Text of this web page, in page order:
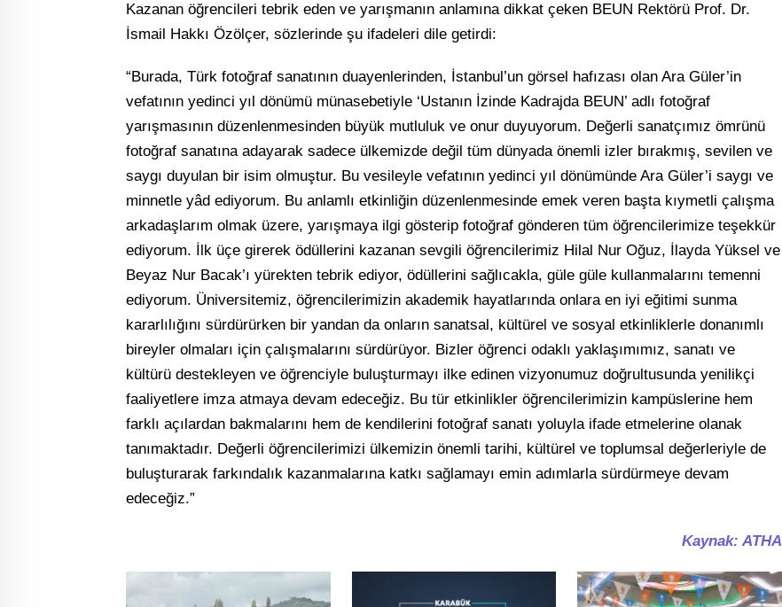
Kazanan öğrencileri tebrik eden ve yarışmanın anlamına dikkat çeken BEUN Rektörü Prof. Dr.
İsmail Hakkı Özölçer, sözlerinde şu ifadeleri dile getirdi:
“Burada, Türk fotoğraf sanatının duayenlerinden, İstanbul’un görsel hafızası olan Ara Güler’in
vefatının yedinci yıl dönümü münasebetiyle ‘Ustanın İzinde Kadrajda BEUN’ adlı fotoğraf
yarışmasının düzenlenmesinden büyük mutluluk ve onur duyuyorum. Değerli sanatçımız ömrünü
fotoğraf sanatına adayarak sadece ülkemizde değil tüm dünyada önemli izler bırakmış, sevilen ve
saygı duyulan bir isim olmuştur. Bu vesileyle vefatının yedinci yıl dönümünde Ara Güler’i saygı ve
minnetle yâd ediyorum. Bu anlamlı etkinliğin düzenlenmesinde emek veren başta kıymetli çalışma
arkadaşlarım olmak üzere, yarışmaya ilgi gösterip fotoğraf gönderen tüm öğrencilerimize teşekkür
ediyorum. İlk üçe girerek ödüllerini kazanan sevgili öğrencilerimiz Hilal Nur Oğuz, İlayda Yüksel ve
Beyaz Nur Bacak’ı yürekten tebrik ediyor, ödüllerini sağlıcakla, güle güle kullanmalarını temenni
ediyorum. Üniversitemiz, öğrencilerimizin akademik hayatlarında onlara en iyi eğitimi sunma
kararlılığını sürdürürken bir yandan da onların sanatsal, kültürel ve sosyal etkinliklerle donanımlı
bireyler olmaları için çalışmalarını sürdürüyor. Bizler öğrenci odaklı yaklaşımımız, sanatı ve
kültürü destekleyen ve öğrenciyle buluşturmayı ilke edinen vizyonumuz doğrultusunda yenilikçi
faaliyetlere imza atmaya devam edeceğiz. Bu tür etkinlikler öğrencilerimizin kampüslerine hem
farklı açılardan bakmalarını hem de kendilerini fotoğraf sanatı yoluyla ifade etmelerine olanak
tanımaktadır. Değerli öğrencilerimizi ülkemizin önemli tarihi, kültürel ve toplumsal değerleriyle de
buluşturarak farkındalık kazanmalarına katkı sağlamayı emin adımlarla sürdürmeye devam
edeceğiz.”
Kaynak: ATHA